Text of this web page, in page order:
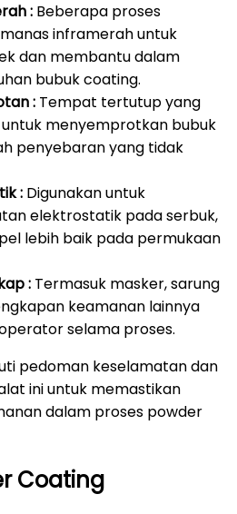
: Beberapa proses
inframerah untuk
dan membantu dalam
bubuk coating.
: Tempat tertutup yang
menyemprotkan bubuk
penyebaran yang tidak
: Digunakan untuk
elektrostatik pada serbuk,
lebih baik pada permukaan
: Termasuk masker, sarung
keamanan lainnya
selama proses.
pedoman keselamatan dan
ini untuk memastikan
dalam proses powder
Coating